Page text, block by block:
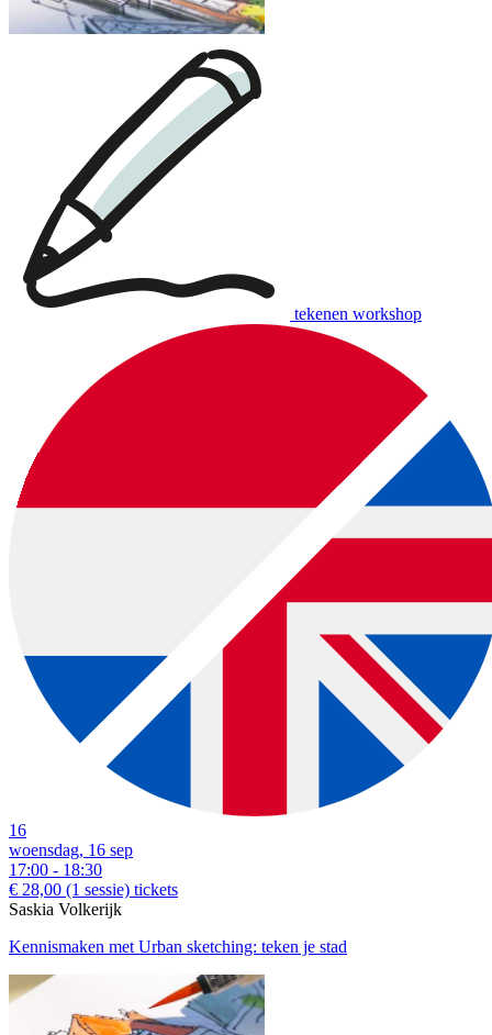
tekenen workshop
16
woensdag, 16 sep
17:00 - 18:30
€ 28,00 (1 sessie) tickets
Saskia Volkerijk
Kennismaken met Urban sketching: teken je stad